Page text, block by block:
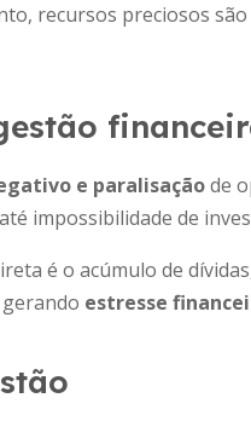
recursos preciosos
e paralisaçãode
impossibilidade de
é o acúmulo de
estresse